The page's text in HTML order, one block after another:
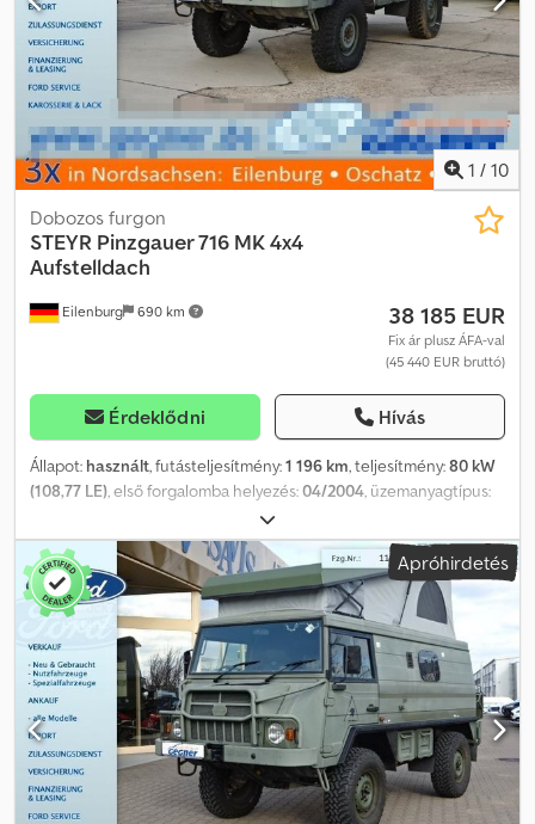
teljesítményfigyelő, rádió, vonófej – automatikus, magasságban
állítható vonóberendezés, hárompontos külső kezelőszerv, első
emelőmű (felső vonórúd nélkül)_____HVAK, K80, FKH, első
kardántengely, első rakodógép, 50 km/h, légkondicionáló, rádió,
dupla féktárcsa, tárolóhely: ügyfél Chodpfjzmb H Njx Aa Dsa
1 / 10
Eilenburg 690 km
Dobozos furgon
STEYR Pinzgauer 716 MK 4x4
Aufstelldach
38 185 EUR
Fix ár plusz ÁFA-val
(45 440 EUR bruttó)
Érdeklődni Hívás
Állapot: használt, futásteljesítmény:1 196 km, teljesítmény:80 kW
(108,77 LE), első forgalomba helyezés:04/2004, üzemanyagtípus:
zöld
kibocsátási osztály:Euro 3, ülések száma:2, Felszereltség:ABS,
összkerékhajtás, BAE Systems Pinzgauer 4x4 Szervókormányzás
ABS ZF automata váltó Cedpfx Aajqzvd Aj Doha 2,5L VW TDI ----A
tévedés és a köztes értékesítés jogát fenntartjuk.
Apróhirdetés